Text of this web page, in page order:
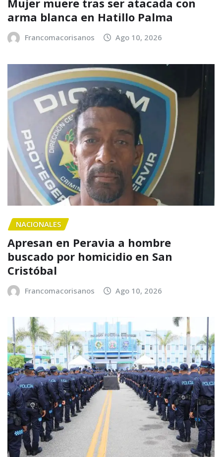
Mujer muere tras ser atacada con
arma blanca en Hatillo Palma
Francomacorisanos Ago 10, 2026
NACIONALES
Apresan en Peravia a hombre
buscado por homicidio en San
Cristóbal
Francomacorisanos Ago 10, 2026